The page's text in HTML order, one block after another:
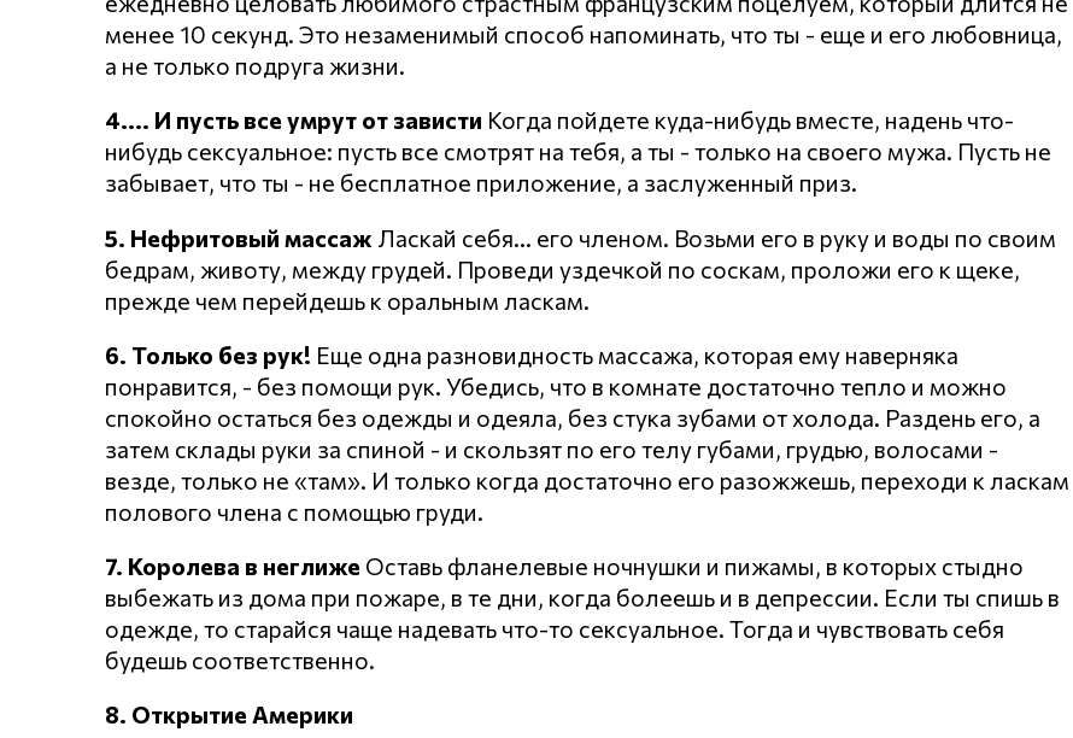
менее 10 секунд. Это незаменимый способ напоминать, что ты - еще и его любовница,
а не только подруга жизни.
4.... И пусть все умрут от зависти Когда пойдете куда-нибудь вместе, надень что-
нибудь сексуальное: пусть все смотрят на тебя, а ты - только на своего мужа. Пусть не
забывает, что ты - не бесплатное приложение, а заслуженный приз.
5. Нефритовый массаж Ласкай себя... его членом. Возьми его в руку и воды по своим
бедрам, животу, между грудей. Проведи уздечкой по соскам, проложи его к щеке,
прежде чем перейдешь к оральным ласкам.
6. Только без рук! Еще одна разновидность массажа, которая ему наверняка
понравится, - без помощи рук. Убедись, что в комнате достаточно тепло и можно
спокойно остаться без одежды и одеяла, без стука зубами от холода. Раздень его, а
затем склады руки за спиной - и скользят по его телу губами, грудью, волосами -
везде, только не «там». И только когда достаточно его разожжешь, переходи к ласкам
полового члена с помощью груди.
7. Королева в неглиже Оставь фланелевые ночнушки и пижамы, в которых стыдно
выбежать из дома при пожаре, в те дни, когда болеешь и в депрессии. Если ты спишь в
одежде, то старайся чаще надевать что-то сексуальное. Тогда и чувствовать себя
будешь соответственно.
8. Открытие Америки